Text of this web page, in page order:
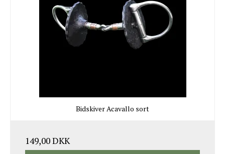
Bidskiver Acavallo sort
149,00 DKK